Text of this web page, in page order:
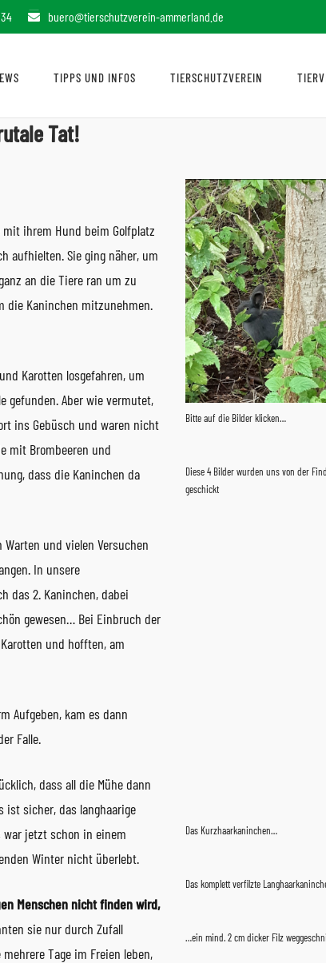
buero@tierschutzverein-ammerland.de
TIPPS UND INFOS TIERSCHUTZVEREIN
Tat!
mit ihrem Hund beim Golfplatz
aufhielten. Sie ging näher, um
an die Tiere ran um zu
die Kaninchen mitzunehmen.
Karotten losgefahren, um
gefunden. Aber wie vermutet,
ins Gebüsch und waren nicht
mit Brombeeren und
dass die Kaninchen da
und vielen Versuchen
In unsere
das 2. Kaninchen, dabei
gewesen… Bei Einbruch der
und hofften, am
Aufgeben, kam es dann
Falle.
dass all die Mühe dann
ist sicher, das langhaarige
jetzt schon in einem
Winter nicht überlebt.
Menschen nicht finden wird,
sie nur durch Zufall
Tage im Freien leben,
Bitte auf die Bilder klicken…
Diese 4 Bilder wurden uns von der
geschickt
Das Kurzhaarkaninchen…
Das komplett verfilzte
…ein mind. 2 cm dicker Filz